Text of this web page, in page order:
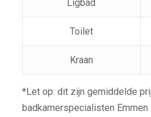
Ligbad
Toilet
Kraan
*Let op: dit zijn gemiddelde
badkamerspecialisten Emmen